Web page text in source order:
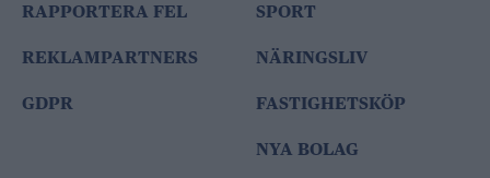
RAPPORTERA FEL
REKLAMPARTNERS
GDPR
SPORT
NÄRINGSLIV
FASTIGHETSKÖP
NYA BOLAG